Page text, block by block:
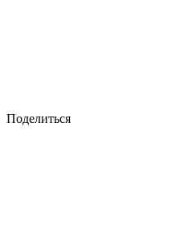
Поделиться